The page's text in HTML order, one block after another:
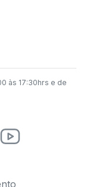
às 17:30hrs e de